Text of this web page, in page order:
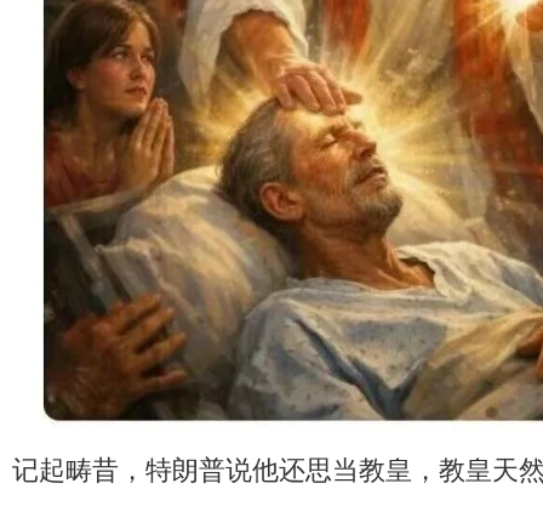
记起畴昔，特朗普说他还思当教皇，教皇天